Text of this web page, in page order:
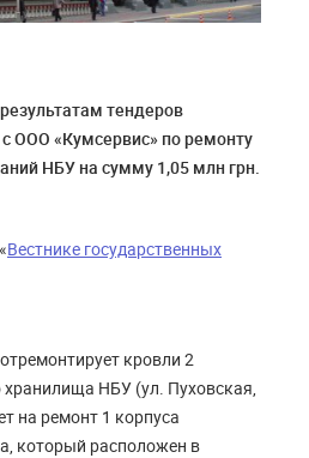
тендеров
ООО «Кумсервис» по ремонту
НБУ на сумму 1,05 млн грн.
Вестнике государственных
кровли 2
хранилища НБУ (ул. Пуховская,
на ремонт 1 корпуса
который расположен в